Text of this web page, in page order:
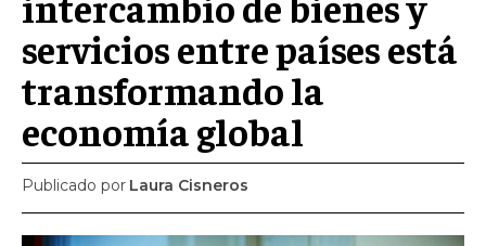
SUBSCRIBE
servicios entre países está
transformando la
economía global
Publicado por Laura Cisneros